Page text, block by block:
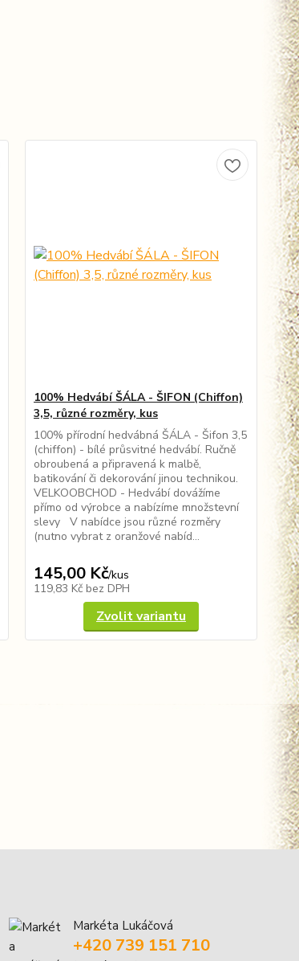
100% Hedvábí ŠÁLA - ŠIFON (Chiffon)
3,5, různé rozměry, kus
100% přírodní hedvábná ŠÁLA - Šifon 3,5
(chiffon) - bílé průsvitné hedvábí. Ručně
obroubená a připravená k malbě,
batikování či dekorování jinou technikou.
VELKOOBCHOD - Hedvábí dovážíme
přímo od výrobce a nabízíme množstevní
slevy V nabídce jsou různé rozměry
(nutno vybrat z oranžové nabíd...
145,00 Kč/kus
119,83 Kč bez DPH
Zvolit variantu
Markéta Lukáčová
+420 739 151 710